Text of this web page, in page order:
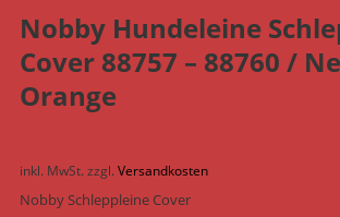
Nobby Hundeleine
Cover 88757 – 88760 /
Orange
inkl. MwSt.zzgl.Versandkosten
Nobby Schleppleine Cover